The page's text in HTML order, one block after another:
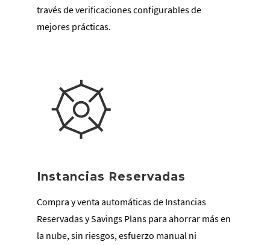
través de verificaciones configurables de
mejores prácticas.
Instancias Reservadas
Compra y venta automáticas de Instancias
Reservadas y Savings Plans para ahorrar más en
la nube, sin riesgos, esfuerzo manual ni